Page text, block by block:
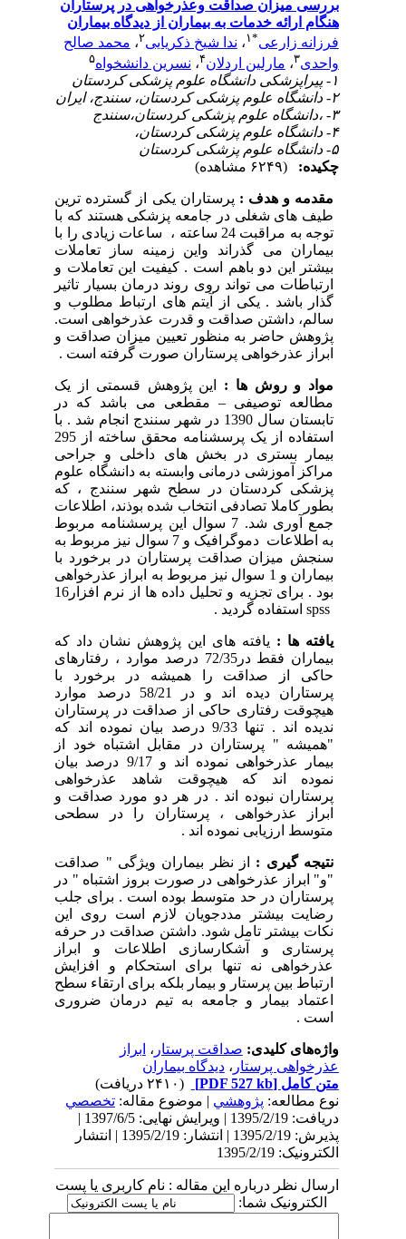
بررسی میزان صداقت وعذرخواهی در پرستاران
هنگام ارائه خدمات به بیماران از دیدگاه بیماران
فرزانه زارعی
۱،ندا شیخ ذکریایی ،محمد صالح
واحدی ،مارلین اردلان ۴،نسرین دانشخواه۵
چکیده:
مقدمه و هدف :پرستاران یکی از گسترده ترین
طیف های شغلی در جامعه پزشکی هستند که با
توجه به مراقبت 24 ساعته ، ساعات زیادی را با
بیماران می گذراند واین زمینه ساز تعاملات
بیشتر این دو باهم است . کیفیت این تعاملات و
ارتباطات می تواند روی روند درمان بسیار تاثیر
گذار باشد . یکی از آیتم های ارتباط مطلوب و
سالم، داشتن صداقت و قدرت عذرخواهی است.
پژوهش حاضر به منظور تعیین میزان صداقت و
ابراز عذرخواهی پرستاران صورت گرفته است .
مواد و روش ها : این پژوهش قسمتی از یک
مطالعه توصیفی – مقطعی می باشد که در
تابستان سال 1390 در شهر سنندج انجام شد . با
استفاده از یک پرسشنامه محقق ساخته از 295
بیمار بستری در بخش های داخلی و جراحی
مراکز آموزشی درمانی وابسته به دانشگاه علوم
پزشکی کردستان در سطح شهر سنندج ، که
بطور کاملا تصادفی انتخاب شده بوذند، اطلاعات
جمع آوری شد. 7 سوال این پرسشنامه مربوط
به اطلاعات دموگرافیک و 7 سوال نیز مربوط به
سنجش میزان صداقت پرستاران در برخورد با
بیماران و 1 سوال نیز مربوط به ابراز عذرخواهی
بود . برای تجزیه و تحلیل داده ها از نرم افزار16
spssاستفاده گردید .
یافته ها : یافته های این پژوهش نشان داد که
بیماران فقط در72/35 درصد موارد ، رفتارهای
حاکی از صداقت را همیشه در برخورد با
پرستاران دیده اند و در 58/21 درصد موارد
هیچوقت رفتاری حاکی از صداقت در پرستاران
ندیده اند . تنها 9/33 درصد بیان نموده اند که
"همیشه " پرستاران در مقابل اشتباه خود از
بیمار عذرخواهی نموده اند و 9/17 درصد بیان
نموده اند که هیچوقت شاهد عذرخواهی
پرستاران نبوده اند . در هر دو مورد صداقت و
ابراز عذرخواهی ، پرستاران را در سطحی
متوسط ارزیابی نموده اند .
نتیجه گیری : از نظر بیماران ویژگی " صداقت
"و" ابراز عذرخواهی در صورت بروز اشتباه " در
پرستاران در حد متوسط بوده است . برای جلب
رضایت بیشتر مددجویان لازم است روی این
نکات بیشتر تامل شود. داشتن صداقت در حرفه
پرستاری و آشکارسازی اطلاعات و ابراز
عذرخواهی نه تنها برای استحکام و افزایش
ارتباط بین پرستار و بیمار بلکه برای ارتقاء سطح
اعتماد بیمار و جامعه به تیم درمان ضروری
است .
واژه‌های کلیدی:صداقت پرستار، ابراز
عذرخواهی پرستار، دیدگاه بیماران
متن کامل[PDF 527 kb]
نوع مطالعه:پژوهشي| موضوع مقاله:تخصصي
دریافت: 1395/2/19 | ویرایش نهایی: 1397/6/5 |
پذیرش: 1395/2/19 | انتشار: 1395/2/19 | انتشار
الکترونیک: 1395/2/19
ارسال نظر درباره این مقاله : نام کاربری یا پست
الکترونیک شما: